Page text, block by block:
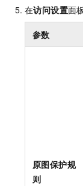
在访问设置面
参数
原图保护规
则